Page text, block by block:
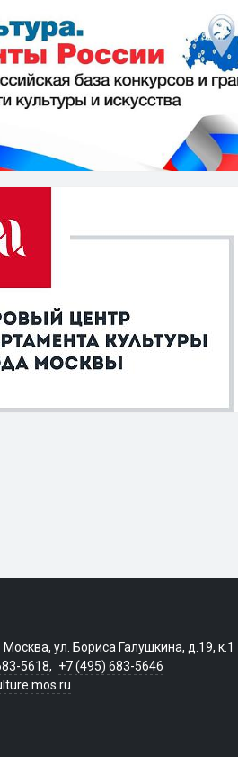
Москва, ул. Бориса Галушкина, д.19, к.1
5618, +7 (495) 683-5646